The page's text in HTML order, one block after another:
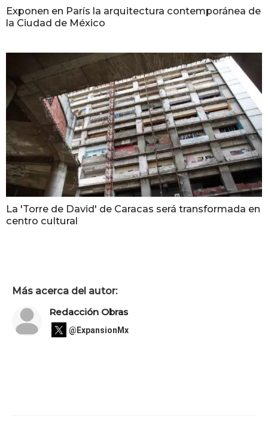
Exponen en París la arquitectura contemporánea de
la Ciudad de México
La 'Torre de David' de Caracas será transformada en
centro cultural
Más acerca del autor:
Redacción Obras
@ExpansionMx